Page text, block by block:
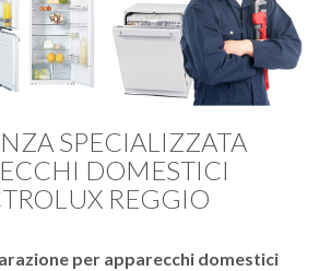
SPECIALIZZATA
DOMESTICI
REGGIO
per apparecchi domestici